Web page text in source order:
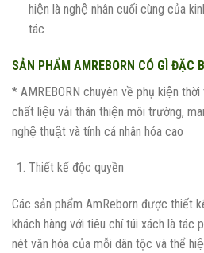
hiện là nghệ nhân cuối cùng của
tác
SẢN PHẨM AMREBORN CÓ GÌ ĐẶC
* AMREBORN chuyên về phụ kiện
chất liệu vải thân thiện môi trường,
nghệ thuật và tính cá nhân hóa cao
Thiết kế độc quyền
Các sản phẩm AmReborn được thiết
khách hàng với tiêu chí túi xách là tác
nét văn hóa của mỗi dân tộc và thể